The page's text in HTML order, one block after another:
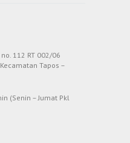
112 RT 002/06
Tapos –
(Senin – Jumat Pkl